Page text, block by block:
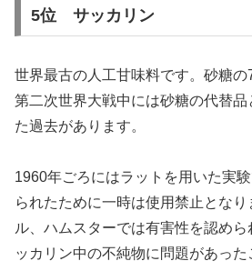
5位 サッカリン
世界最古の人工甘味料です。砂糖の
第二次世界大戦中には砂糖の代替
た過去があります。
1960年ごろにはラットを用いた実
られたために一時は使用禁止とな
ル、ハムスターでは有害性を認め
ッカリン中の不純物に問題があった